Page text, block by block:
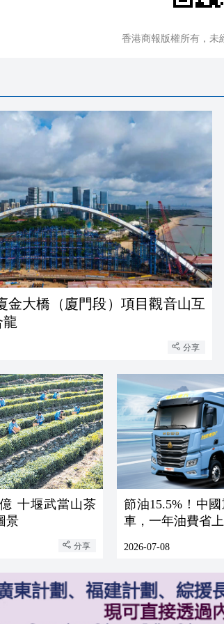
香港商報版權所有，未
金大橋（廈門段）項目觀音山互
分享
十堰武當山茶
景
分享
節油15.5%！中
車，一年油費省
2026-07-08